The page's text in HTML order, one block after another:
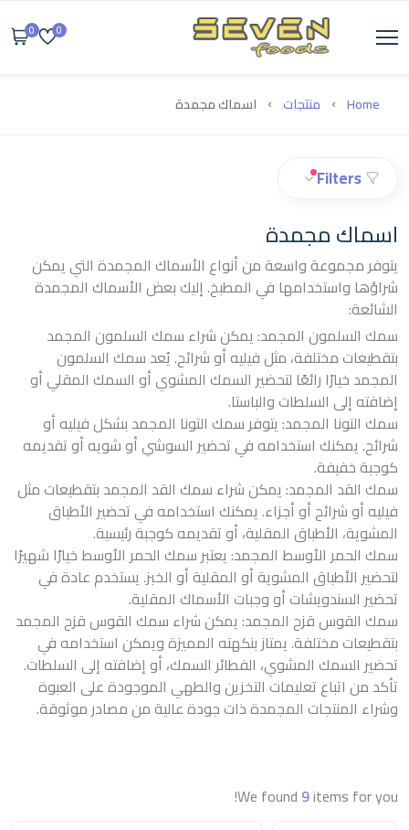
0
0
Home منتجات اسماك مجمدة
Filters
اسماك مجمدة
يتوفر مجموعة واسعة من أنواع الأسماك المجمدة التي يمكن
شراؤها واستخدامها في المطبخ. إليك بعض الأسماك المجمدة
الشائعة:
سمك السلمون المجمد: يمكن شراء سمك السلمون المجمد
بتقطيعات مختلفة، مثل فيليه أو شرائح. يُعد سمك السلمون
المجمد خيارًا رائعًا لتحضير السمك المشوي أو السمك المقلي أو
إضافته إلى السلطات والباستا.
سمك التونا المجمد: يتوفر سمك التونا المجمد بشكل فيليه أو
شرائح. يمكنك استخدامه في تحضير السوشي أو شويه أو تقديمه
كوجبة خفيفة.
سمك القد المجمد: يمكن شراء سمك القد المجمد بتقطيعات مثل
فيليه أو شرائح أو أجزاء. يمكنك استخدامه في تحضير الأطباق
المشوية، الأطباق المقلية، أو تقديمه كوجبة رئيسية.
سمك الحمر الأوسط المجمد: يعتبر سمك الحمر الأوسط خيارًا شهيرًا
لتحضير الأطباق المشوية أو المقلية أو الخبز. يستخدم عادة في
تحضير السندويشات أو وجبات الأسماك المقلية.
سمك القوس قزح المجمد: يمكن شراء سمك القوس قزح المجمد
بتقطيعات مختلفة. يمتاز بنكهته المميزة ويمكن استخدامه في
تحضير السمك المشوي، الفطائر السمك، أو إضافته إلى السلطات.
تأكد من اتباع تعليمات التخزين والطهي الموجودة على العبوة
وشراء المنتجات المجمدة ذات جودة عالية من مصادر موثوقة.
We found 9items for you!